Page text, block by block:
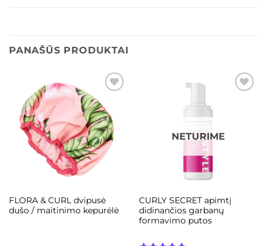
PANAŠŪS PRODUKTAI
Add to
wishlist
FLORA & CURL dvipusė
dušo / maitinimo kepurėlė
NETURIME
CURLY SECRET apimtį
didinančios garbanų
formavimo putos